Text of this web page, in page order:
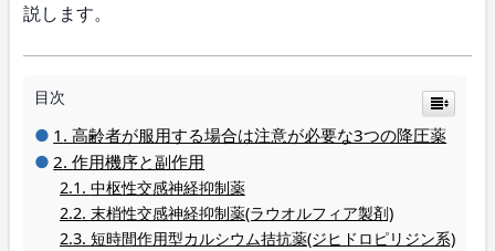
説します。
目次
高齢者が服用する場合は注意が必要な3つの降圧薬
作用機序と副作用
中枢性交感神経抑制薬
末梢性交感神経抑制薬(ラウオルフィア製剤)
短時間作用型カルシウム拮抗薬(ジヒドロピリジン系)